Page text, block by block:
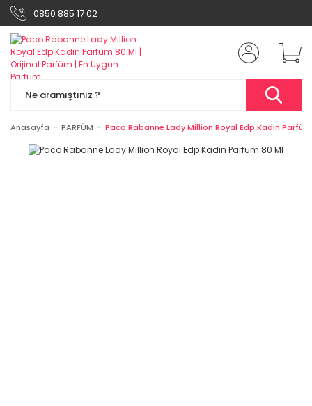
0850 885 17 02
Anasayfa PARFÜM Paco Rabanne Lady Million Royal Edp Kadın